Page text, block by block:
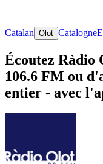
Catalan Olot Catalogne
Écoutez Ràdio
106.6 FM ou
entier - avec